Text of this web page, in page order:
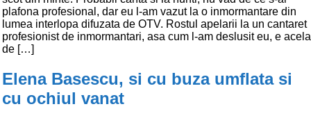
plafona profesional, dar eu l-am vazut la o inmormantare din
lumea interlopa difuzata de OTV. Rostul apelarii la un cantaret
profesionist de inmormantari, asa cum l-am deslusit eu, e acela
de […]
Elena Basescu, si cu buza umflata si
cu ochiul vanat